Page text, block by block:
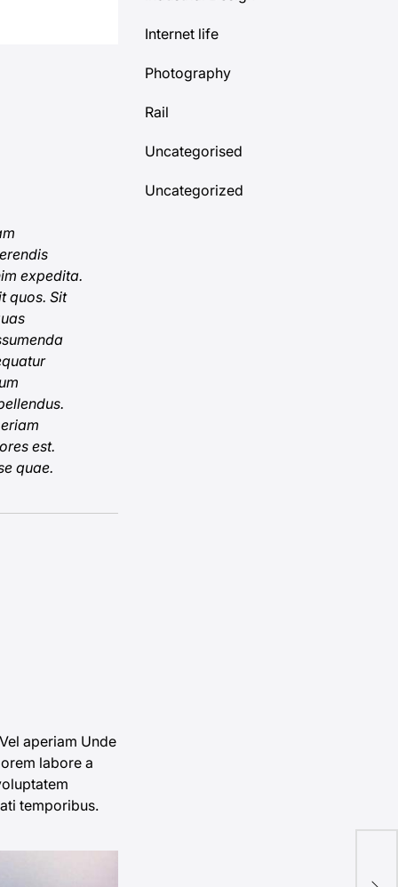
expedita.
quos. Sit
est.
quae.
aperiam Unde
labore a
temporibus.
Internet life
Photography
Rail
Uncategorised
Uncategorized